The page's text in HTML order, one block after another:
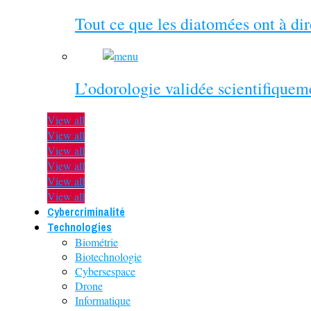
Tout ce que les diatomées ont à
L’odorologie validée
View all
View all
View all
View all
View all
View all
Cybercriminalité
Technologies
Biométrie
Biotechnologie
Cybersespace
Drone
Informatique